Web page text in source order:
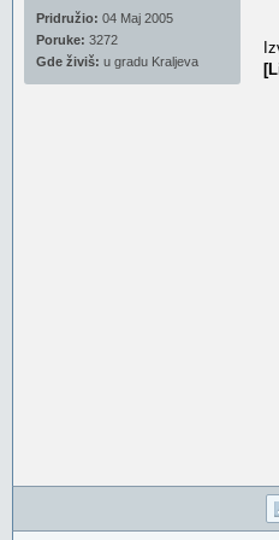
Pridružio: 04 Maj 2005
Poruke: 3272
Gde živiš: u gradu Kraljeva